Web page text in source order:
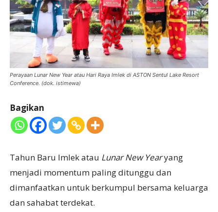
Perayaan Lunar New Year atau Hari Raya Imlek di ASTON Sentul Lake Resort
Conference. (dok. istimewa)
Bagikan
Tahun Baru Imlek atau Lunar New Yearyang
menjadi momentum paling ditunggu dan
dimanfaatkan untuk berkumpul bersama keluarga
dan sahabat terdekat.